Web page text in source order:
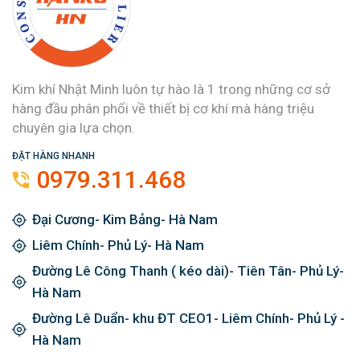
Kim khí Nhật Minh luôn tự hào là 1 trong những cơ sở
hàng đầu phân phối về thiết bị cơ khí mà hàng triệu
chuyên gia lựa chọn.
ĐẶT HÀNG NHANH
0979.311.468
Đại Cương- Kim Bảng- Hà Nam
Liêm Chính- Phủ Lý- Hà Nam
Đường Lê Công Thanh ( kéo dài)- Tiên Tân- Phủ Lý-
Hà Nam
Đường Lê Duẩn- khu ĐT CEO1- Liêm Chính- Phủ Lý -
Hà Nam